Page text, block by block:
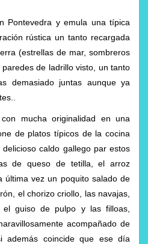
Pontevedra y emula una típica
rústica un tanto recargada
(estrellas de mar, sombreros
de ladrillo visto, un tanto
demasiado juntas aunque ya
mucha originalidad en una
de platos típicos de la cocina
caldo gallego par estos
de queso de tetilla, el arroz
última vez un poquito salado de
el chorizo criollo, las navajas,
guiso de pulpo y las filloas,
acompañado de
además coincide que ese día